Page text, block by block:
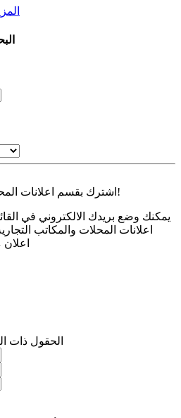
اشترك بقسم اعلانات المحلات والمكاتب التجارية مجاناً!
يمكنك وضع بريدك الالكتروني في
اعلانات المحلات والمكاتب
الحقول ذات